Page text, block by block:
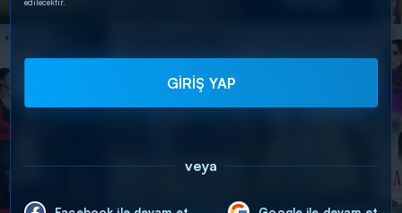
edilecektir.
GİRİŞ YAP
veya